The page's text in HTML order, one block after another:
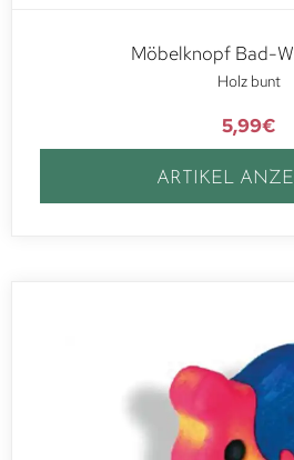
Möbelknopf Bad-
Holz bunt
5,99€
ARTIKEL